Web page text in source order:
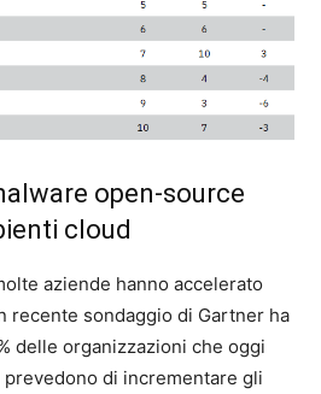
open-source
cloud
aziende hanno accelerato
recente sondaggio di Gartner ha
delle organizzazioni che oggi
di incrementare gli